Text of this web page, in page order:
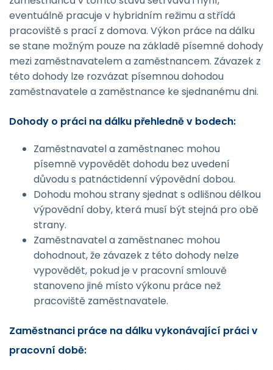
eventuálně pracuje v hybridním režimu a střídá
pracoviště s prací z domova. Výkon práce na dálku
se stane možným pouze na základě písemné dohody
mezi zaměstnavatelem a zaměstnancem. Závazek z
této dohody lze rozvázat písemnou dohodou
zaměstnavatele a zaměstnance ke sjednanému dni.
Dohody o práci na dálku přehledně v bodech:
Zaměstnavatel a zaměstnanec mohou
písemně vypovědět dohodu bez uvedení
důvodu s patnáctidenní výpovědní dobou.
Dohodu mohou strany sjednat s odlišnou délkou
výpovědní doby, která musí být stejná pro obě
strany.
Zaměstnavatel a zaměstnanec mohou
dohodnout, že závazek z této dohody nelze
vypovědět, pokud je v pracovní smlouvě
stanoveno jiné místo výkonu práce než
pracoviště zaměstnavatele.
Zaměstnanci práce na dálku vykonávající práci v
pracovní době: